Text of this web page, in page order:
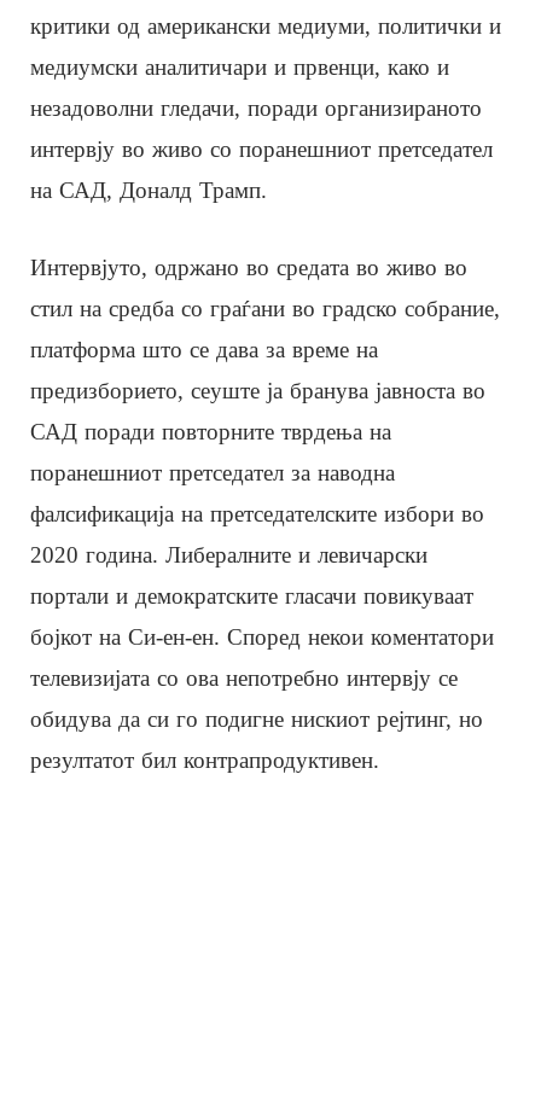
критики од американски медиуми, политички и
медиумски аналитичари и првенци, како и
незадоволни гледачи, поради организираното
интервју во живо со поранешниот претседател
на САД, Доналд Трамп.
Интервјуто, одржано во средата во живо во
стил на средба со граѓани во градско собрание,
платформа што се дава за време на
предизборието, сеуште ја бранува јавноста во
САД поради повторните тврдења на
поранешниот претседател за наводна
фалсификација на претседателските избори во
2020 година. Либералните и левичарски
портали и демократските гласачи повикуваат
бојкот на Си-ен-ен. Според некои коментатори
телевизијата со ова непотребно интервју се
обидува да си го подигне нискиот рејтинг, но
резултатот бил контрапродуктивен.